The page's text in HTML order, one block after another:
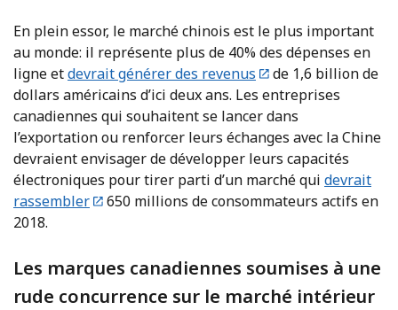
En plein essor, le marché chinois est le plus important
au monde: il représente plus de 40% des dépenses en
ligne etdevrait générer des revenus
de 1,6 billion de
dollars américains d’ici deux ans. Les entreprises
canadiennes qui souhaitent se lancer dans
l’exportation ou renforcer leurs échanges avec la Chine
devraient envisager de développer leurs capacités
électroniques pour tirer parti d’un marché qui devrait
rassembler
650 millions de consommateurs actifs en
2018.
Les marques canadiennes soumises à une
rude concurrence sur le marché intérieur